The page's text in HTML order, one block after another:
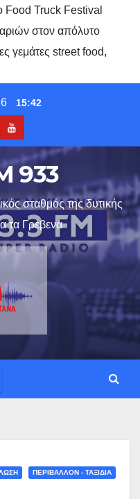
Food Truck Festival
στον απόλυτο
γεμάτες street food,
15:42
933
σταθμός της δυτικής
τα Γρεβενα
ΠΕΡΙΒΑΛΛΟΝ - ΤΑΞΙΔΙΑ